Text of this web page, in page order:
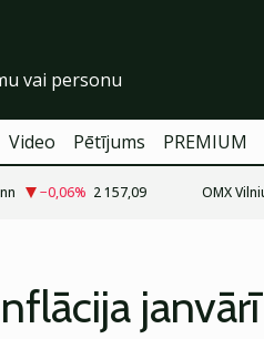
Video Pētījums PREMIUM
−0,06% 2 157,09 OMX